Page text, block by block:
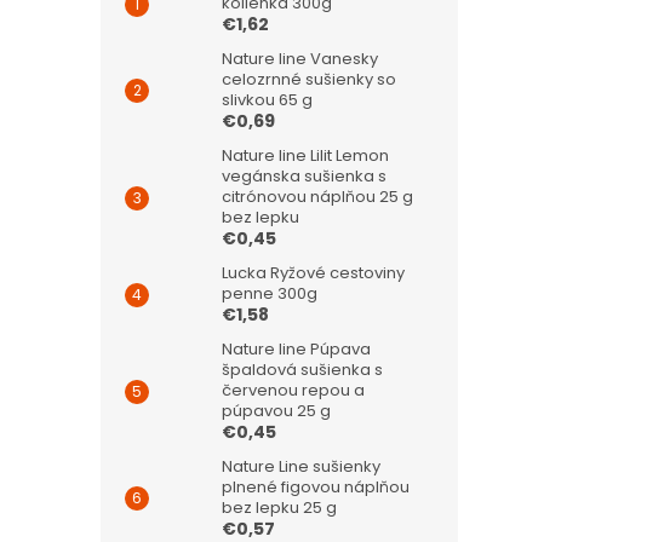
€1,62
Nature line Vanesky
celozrnné sušienky so
slivkou 65 g
€0,69
Nature line Lilit Lemon
vegánska sušienka s
citrónovou náplňou 25 g
bez lepku
€0,45
Lucka Ryžové cestoviny
penne 300g
€1,58
Nature line Púpava
špaldová sušienka s
červenou repou a
púpavou 25 g
€0,45
Nature Line sušienky
plnené figovou náplňou
bez lepku 25 g
€0,57